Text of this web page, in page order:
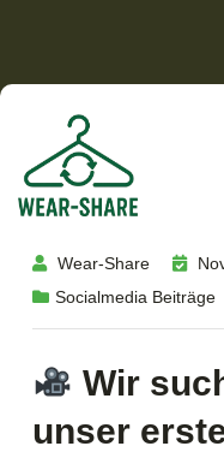
Wear-Share
Socialmedia Beiträge
Wir
unser